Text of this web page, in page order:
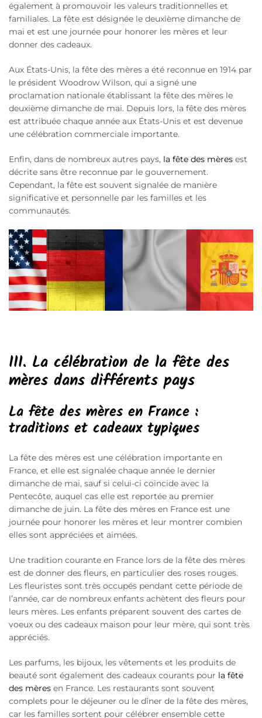
également à promouvoir les valeurs traditionnelles et
familiales. La fête est désignée le deuxième dimanche de
mai et est une journée pour honorer les mères et leur
donner des cadeaux.
Aux États-Unis, la fête des mères a été reconnue en 1914 par
le président Woodrow Wilson, qui a signé une
proclamation nationale établissant la fête des mères le
deuxième dimanche de mai. Depuis lors, la fête des mères
est attribuée chaque année aux États-Unis et est devenue
une célébration commerciale importante.
Enfin, dans de nombreux autres pays, la fête des mères est
décrite sans être reconnue par le gouvernement.
Cependant, la fête est souvent signalée de manière
significative et personnelle par les familles et les
communautés.
III. La célébration de la fête des
mères dans différents pays
La fête des mères en France :
traditions et cadeaux typiques
La fête des mères est une célébration importante en
France, et elle est signalée chaque année le dernier
dimanche de mai, sauf si celui-ci coïncide avec la
Pentecôte, auquel cas elle est reportée au premier
dimanche de juin. La fête des mères en France est une
journée pour honorer les mères et leur montrer combien
elles sont appréciées et aimées.
Une tradition courante en France lors de la fête des mères
est de donner des fleurs, en particulier des roses rouges.
Les fleuristes sont très occupés pendant cette période de
l’année, car de nombreux enfants achètent des fleurs pour
leurs mères. Les enfants préparent souvent des cartes de
voeux ou des cadeaux maison pour leur mère, qui sont très
appréciés.
Les parfums, les bijoux, les vêtements et les produits de
beauté sont également des cadeaux courants pour la fête
des mères en France. Les restaurants sont souvent
complets pour le déjeuner ou le dîner de la fête des mères,
car les familles sortent pour célébrer ensemble cette